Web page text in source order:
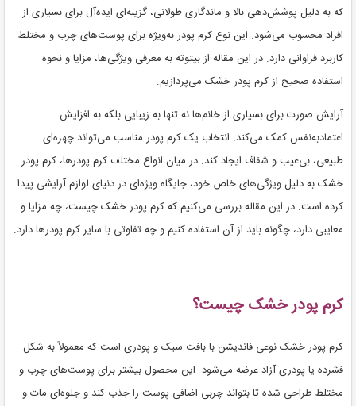
که به دلیل پوشش‌دهی بالا و ماندگاری طولانی، گزینه‌ای ایده‌آل برای بسیاری از
افراد محسوب می‌شود. این نوع کرم پودر به‌ویژه برای پوست‌های چرب و مختلط
کاربرد فراوانی دارد. در این مقاله از بیتوته به معرفی ویژگی‌ها، مزایا و نحوه
استفاده صحیح از کرم پودر خشک می‌پردازیم.
آرایش صورت برای بسیاری از خانم‌ها نه تنها به زیبایی بلکه به افزایش
اعتمادبه‌نفس کمک می‌کند. انتخاب یک کرم پودر مناسب می‌تواند چهره‌ای
طبیعی، بی‌عیب و شفاف ایجاد کند. در میان انواع مختلف کرم پودرها، کرم پودر
خشک به دلیل ویژگی‌های خاص خود، جایگاه ویژه‌ای در دنیای لوازم آرایشی پیدا
کرده است. در این مقاله بررسی می‌کنیم که کرم پودر خشک چیست، چه مزایا و
معایبی دارد، چگونه باید از آن استفاده کنیم و چه تفاوتی با سایر کرم پودرها دارد.
کرم پودر خشک چیست؟
کرم پودر خشک نوعی فاندیشن با بافت سبک و پودری است که معمولاً به شکل
فشرده یا پودری آزاد عرضه می‌شود. این محصول بیشتر برای پوست‌های چرب و
مختلط طراحی شده تا بتواند چربی اضافی پوست را جذب کند و جلوه‌ای مات و